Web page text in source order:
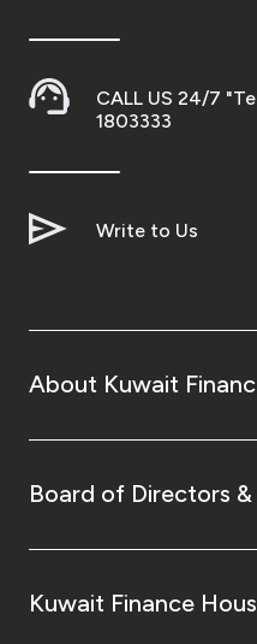
CALL US 24/7
1803333
Write to Us
About Kuwait
Board of Directors
Kuwait Finance